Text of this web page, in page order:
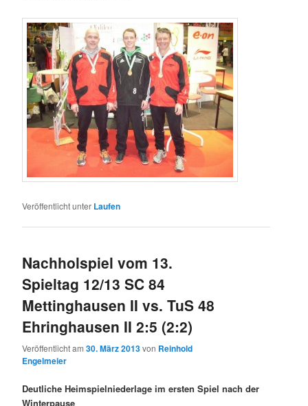
Veröffentlicht unter Laufen
Nachholspiel vom 13.
Spieltag 12/13 SC 84
Mettinghausen II vs. TuS 48
Ehringhausen II 2:5 (2:2)
Veröffentlicht am30. März 2013von Reinhold
Engelmeier
Deutliche Heimspielniederlage im ersten Spiel nach der
Winterpause